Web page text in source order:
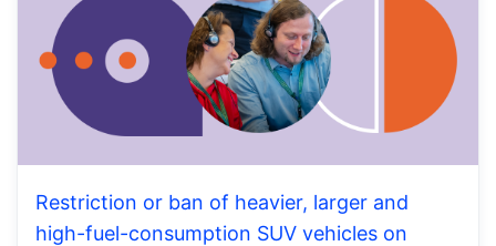
Restriction or ban of heavier, larger and
high-fuel-consumption SUV vehicles on